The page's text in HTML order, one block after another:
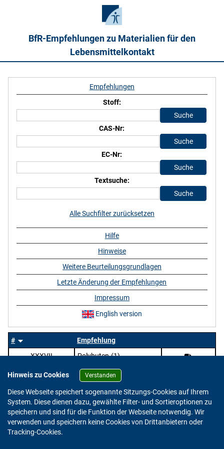
BfR-Empfehlungen zu Materialien für den
Lebensmittelkontakt
#
Empfehlung
XXXVII
Polybuten-(1)
Empfehlungen
Stoff:
CAS-Nr:
EC-Nr:
Textsuche:
Alle Suchfilter zurücksetzen
Hilfe
Hinweise
Weitere Beurteilungsgrundlagen
Letzte Änderung der Empfehlungen
Impressum
English version
Hinweis zu Cookies Verstanden
Diese Webseite speichert sogenannte Sitzungs-Cookies auf Ihrem
System. Diese dienen dazu, gewählte Filter- und Sortieroptionen zu
speichern und sind für die Funktion der Webseite notwendig. Wir
verwenden und speichern keine Cookies von Drittanbietern oder
Tracking-Cookies.